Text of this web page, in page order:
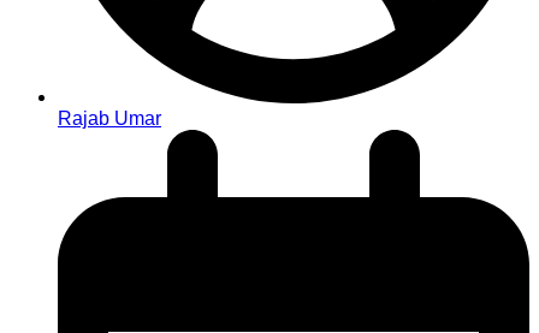
Rajab Umar